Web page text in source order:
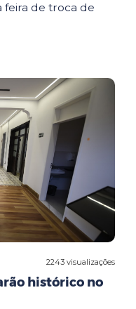
feira de troca de
2243 visualizações
histórico no